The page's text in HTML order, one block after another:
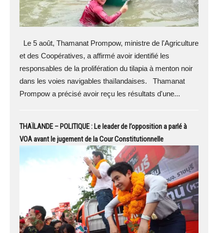
Le 5 août, Thamanat Prompow, ministre de l'Agriculture
et des Coopératives, a affirmé avoir identifié les
responsables de la prolifération du tilapia à menton noir
dans les voies navigables thaïlandaises. Thamanat
Prompow a précisé avoir reçu les résultats d'une...
THAÏLANDE – POLITIQUE : Le leader de l’opposition a parlé à
VOA avant le jugement de la Cour Constitutionnelle